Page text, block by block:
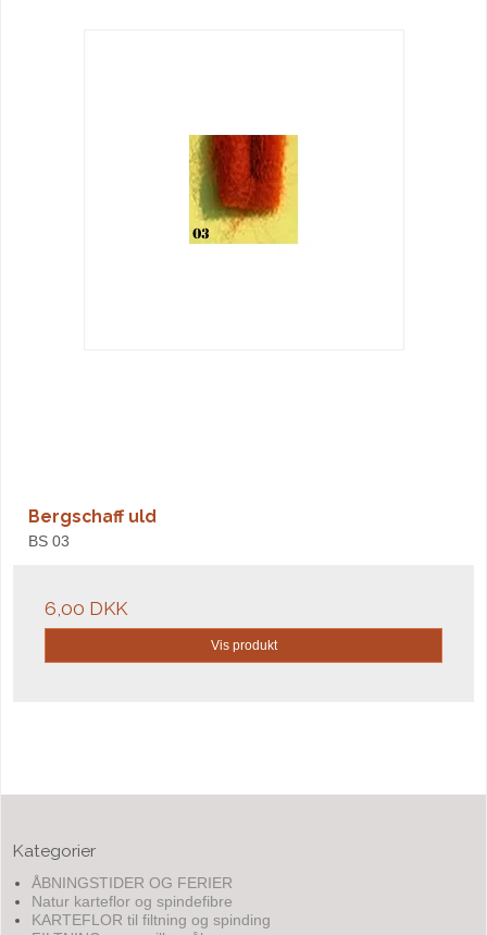
Bergschaff uld
BS 03
6,00 DKK
Vis produkt
Kategorier
ÅBNINGSTIDER OG FERIER
Natur karteflor og spindefibre
KARTEFLOR til filtning og spinding